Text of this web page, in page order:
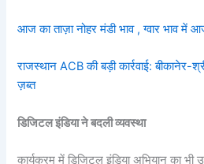
आज का ताज़ा नोहर मंडी भाव , ग्वार भाव में
राजस्थान ACB की बड़ी कार्रवाई:
ज़ब्त
डिजिटल इंडिया ने बदली व्यवस्था
कार्यक्रम में डिजिटल इंडिया अभियान का